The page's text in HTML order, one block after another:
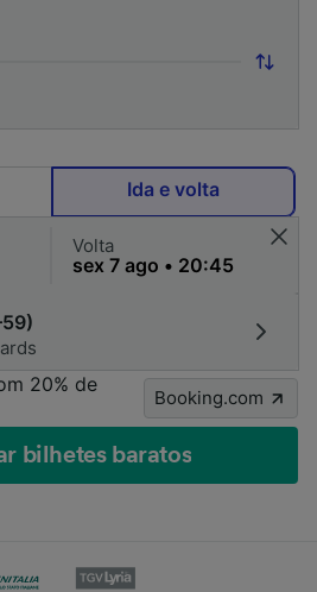
Ida e volta
Volta
20% de
Booking.com
bilhetes baratos